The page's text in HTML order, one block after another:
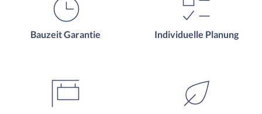
Bauzeit Garantie Individuelle Planung